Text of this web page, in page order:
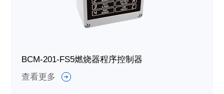
BCM-201-FS5燃烧器程序控制器
查看更多